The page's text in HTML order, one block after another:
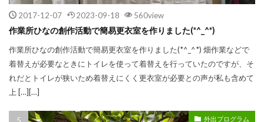
2017-12-07 2023-09-18 560view
作業所ひなの創作活動で簡易更衣室を作りました(*^_^*)
作業所ひなの創作活動で簡易更衣室を作りました(*^_^*) 畑作業などで
着替えが必要なときにトイレを使って着替えを行っていたのですが、そ
れだとトイレが狭いため着替えにくく更衣室が必要との声が私も含めて
上 […][…]
外出プログラム